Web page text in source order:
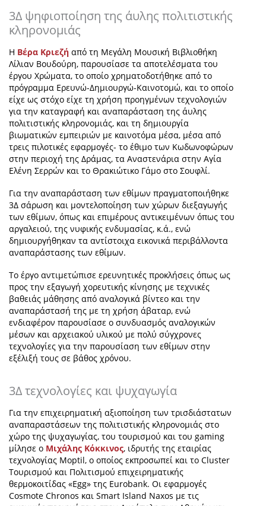
3Δ ψηφιοποίηση της άυλης πολιτιστικής
κληρονομιάς
Η Βέρα Κριεζή από τη Μεγάλη Μουσική Βιβλιοθήκη
Λίλιαν Βουδούρη, παρουσίασε τα αποτελέσματα του
έργου Χρώματα, το οποίο χρηματοδοτήθηκε από το
πρόγραμμα Ερευνώ-Δημιουργώ-Καινοτομώ, και το οποίο
είχε ως στόχο είχε τη χρήση προηγμένων τεχνολογιών
για την καταγραφή και αναπαράσταση της άυλης
πολιτιστικής κληρονομιάς, και τη δημιουργία
βιωματικών εμπειριών με καινοτόμα μέσα, μέσα από
τρεις πιλοτικές εφαρμογές- το έθιμο των Κωδωνοφώρων
στην περιοχή της Δράμας, τα Αναστενάρια στην Αγία
Ελένη Σερρών και το Θρακιώτικο Γάμο στο Σουφλί.
Για την αναπαράσταση των εθίμων πραγματοποιήθηκε
3Δ σάρωση και μοντελοποίηση των χώρων διεξαγωγής
των εθίμων, όπως και επιμέρους αντικειμένων όπως του
αργαλειού, της νυφικής ενδυμασίας, κ.ά., ενώ
δημιουργήθηκαν τα αντίστοιχα εικονικά περιβάλλοντα
αναπαράστασης των εθίμων.
Το έργο αντιμετώπισε ερευνητικές προκλήσεις όπως ως
προς την εξαγωγή χορευτικής κίνησης με τεχνικές
βαθειάς μάθησης από αναλογικά βίντεο και την
αναπαράστασή της με τη χρήση άβαταρ, ενώ
ενδιαφέρον παρουσίασε ο συνδυασμός αναλογικών
μέσων και αρχειακού υλικού με πολύ σύγχρονες
τεχνολογίες για την παρουσίαση των εθίμων στην
εξέλιξή τους σε βάθος χρόνου.
3Δ τεχνολογίες και ψυχαγωγία
Για την επιχειρηματική αξιοποίηση των τρισδιάστατων
αναπαραστάσεων της πολιτιστικής κληρονομιάς στο
χώρο της ψυχαγωγίας, του τουρισμού και του gaming
μίλησε ο Μιχάλης Κόκκινος, ιδρυτής της εταιρίας
τεχνολογίας Moptil, ο οποίος εκπροσωπεί και το Cluster
Τουρισμού και Πολιτισμού επιχειρηματικής
θερμοκοιτίδας «Egg» της Eurobank. Οι εφαρμογές
Cosmote Chronos και Smart Island Naxos με τις